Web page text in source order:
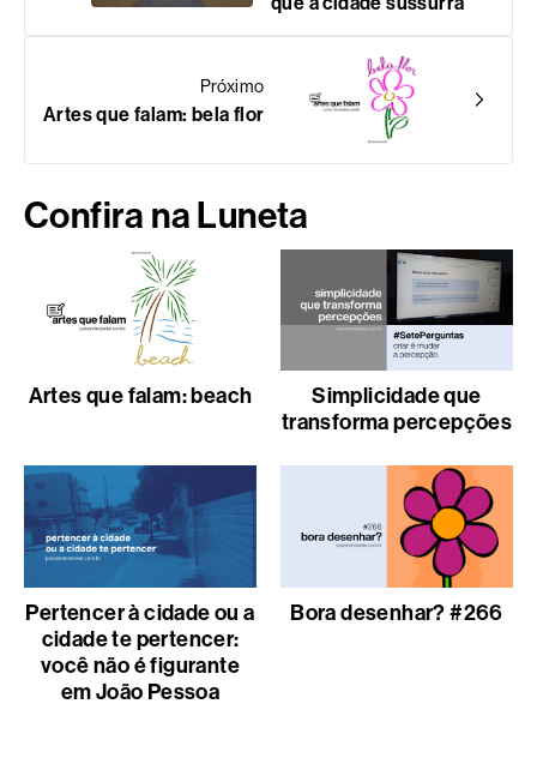
Próximo
Artes que falam: bela flor
Confira na Luneta
Artes que falam: beach
Simplicidade que
transforma percepções
Pertencer à cidade ou a
cidade te pertencer:
você não é figurante
em João Pessoa
Bora desenhar? #266